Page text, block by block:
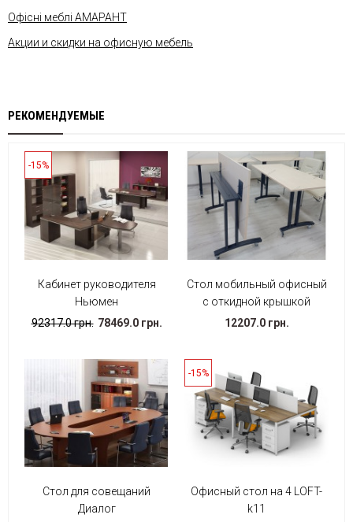
Офісні меблі АМАРАНТ
Акции и скидки на офисную мебель
РЕКОМЕНДУЕМЫЕ
-15%
Кабинет руководителя
Ньюмен
92317.0 грн. 78469.0 грн.
Стол мобильный офисный
с откидной крышкой
12207.0 грн.
Стол для совещаний
Диалог
-15%
Офисный стол на 4 LOFT-
k11